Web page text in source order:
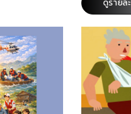
ดูรายล